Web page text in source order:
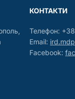
КОНТАКТИ
Телефон:
Email:
Facebook: